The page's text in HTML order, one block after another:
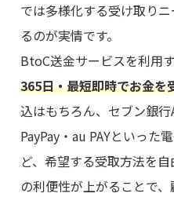
では多様化する受け取り
るのが実情です。
BtoC送金サービスを利用
365日・最短即時でお金を
込はもちろん、セブン銀行
PayPay・au PAYといった
ど、希望する受取方法を
の利便性が上がることで